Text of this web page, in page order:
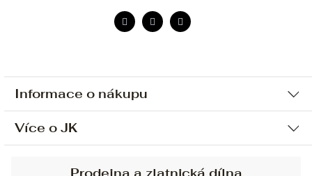
Informace o nákupu
Ochrana osobních údajů
Více o JK